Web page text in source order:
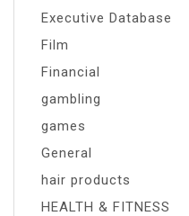
Executive Database
Film
Financial
gambling
games
General
hair products
HEALTH & FITNESS